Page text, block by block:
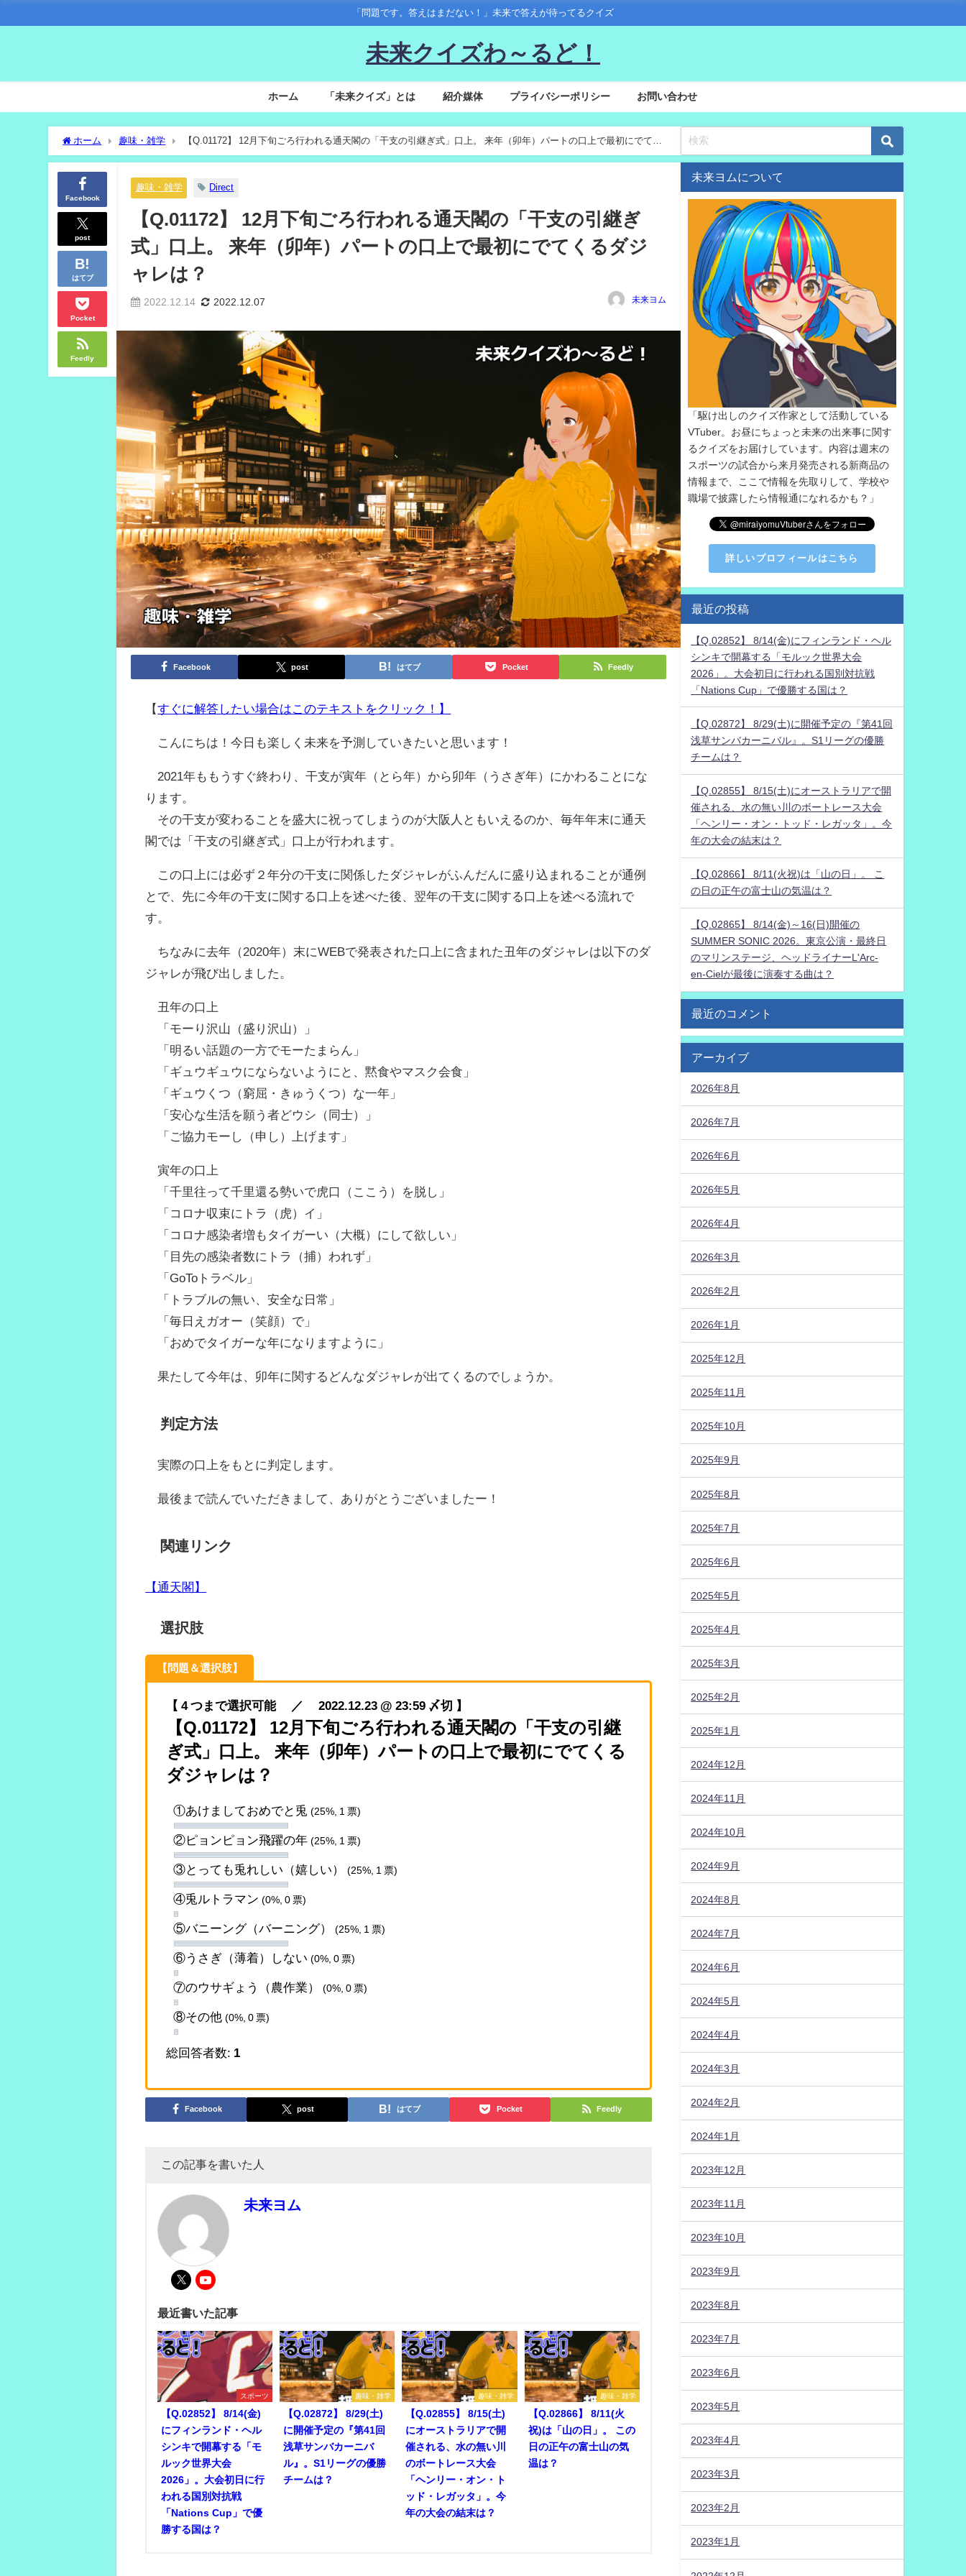
「問題です。答えはまだない！」未来で答えが待ってるクイズ
未来クイズわ～るど！
ホーム 「未来クイズ」とは 紹介媒体 プライバシーポリシー お問い合わせ
ホーム 趣味・雑学
【Q.01172】 12月下旬ごろ行われる通天閣の「干支の引継ぎ式」口上。 来年（卯年）パートの口上で最初にでてく
るダジャレは？
Facebook
post
はてブ
Pocket
Feedly
趣味・雑学 Direct
【Q.01172】 12月下旬ごろ行われる通天閣の「干支の引継ぎ
式」口上。 来年（卯年）パートの口上で最初にでてくるダジ
ャレは？
2022.12.14 2022.12.07 未来ヨム
Facebook post はてブ Pocket Feedly
【すぐに解答したい場合はこのテキストをクリック！】
こんにちは！今日も楽しく未来を予測していきたいと思います！
2021年ももうすぐ終わり、干支が寅年（とら年）から卯年（うさぎ年）にかわることにな
ります。
その干支が変わることを盛大に祝ってしまうのが大阪人ともいえるのか、毎年年末に通天
閣では「干支の引継ぎ式」口上が行われます。
この口上には必ず２年分の干支に関係したダジャレがふんだんに盛り込まれることが通例
とで、先に今年の干支に関する口上を述べた後、翌年の干支に関する口上を述べる流れで
す。
ちなみに去年（2020年）末にWEBで発表された口上に含まれた丑年のダジャレは以下のダ
ジャレが飛び出しました。
丑年の口上
「モーり沢山（盛り沢山）」
「明るい話題の一方でモーたまらん」
「ギュウギュウにならないようにと、黙食やマスク会食」
「ギュウくつ（窮屈・きゅうくつ）な一年」
「安心な生活を願う者どウシ（同士）」
「ご協力モーし（申し）上げます」
寅年の口上
「千里往って千里還る勢いで虎口（ここう）を脱し」
「コロナ収束にトラ（虎）イ」
「コロナ感染者増もタイガーい（大概）にして欲しい」
「目先の感染者数にトラ（捕）われず」
「GoToトラベル」
「トラブルの無い、安全な日常」
「毎日えガオー（笑顔）で」
「おめでタイガーな年になりますように」
果たして今年は、卯年に関するどんなダジャレが出てくるのでしょうか。
判定方法
実際の口上をもとに判定します。
最後まで読んでいただきまして、ありがとうございましたー！
関連リンク
【通天閣】
選択肢
【問題＆選択肢】
【 4 つまで選択可能 ／ 2022.12.23 @ 23:59 〆切 】
【Q.01172】 12月下旬ごろ行われる通天閣の「干支の引継
ぎ式」口上。 来年（卯年）パートの口上で最初にでてくる
ダジャレは？
①あけましておめでと兎 (25%, 1 票)
②ピョンピョン飛躍の年 (25%, 1 票)
③とっても兎れしい（嬉しい） (25%, 1 票)
④兎ルトラマン (0%, 0 票)
⑤バニーング（バーニング） (25%, 1 票)
⑥うさぎ（薄着）しない (0%, 0 票)
⑦のウサギょう（農作業） (0%, 0 票)
⑧その他 (0%, 0 票)
総回答者数: 1
Facebook post はてブ Pocket Feedly
この記事を書いた人
未来ヨム
最近書いた記事
スポーツ
【Q.02852】 8/14(金)
にフィンランド・ヘル
シンキで開幕する「モ
ルック世界大会
2026」。大会初日に行
われる国別対抗戦
「Nations Cup」で優
勝する国は？
趣味・雑学
【Q.02872】 8/29(土)
に開催予定の『第41回
浅草サンバカーニバ
ル』。S1リーグの優勝
チームは？
趣味・雑学
【Q.02855】 8/15(土)
にオーストラリアで開
催される、水の無い川
のボートレース大会
「ヘンリー・オン・ト
ッド・レガッタ」。今
年の大会の結末は？
趣味・雑学
【Q.02866】 8/11(火
祝)は「山の日」。 この
日の正午の富士山の気
温は？
未来ヨムについて
「駆け出しのクイズ作家として活動している
VTuber。お昼にちょっと未来の出来事に関す
るクイズをお届けしています。内容は週末の
スポーツの試合から来月発売される新商品の
情報まで、ここで情報を先取りして、学校や
職場で披露したら情報通になれるかも？」
詳しいプロフィールはこちら
最近の投稿
【Q.02852】 8/14(金)にフィンランド・ヘル
シンキで開幕する「モルック世界大会
2026」。大会初日に行われる国別対抗戦
「Nations Cup」で優勝する国は？
【Q.02872】 8/29(土)に開催予定の『第41回
浅草サンバカーニバル』。S1リーグの優勝
チームは？
【Q.02855】 8/15(土)にオーストラリアで開
催される、水の無い川のボートレース大会
「ヘンリー・オン・トッド・レガッタ」。今
年の大会の結末は？
【Q.02866】 8/11(火祝)は「山の日」。 こ
の日の正午の富士山の気温は？
【Q.02865】 8/14(金)～16(日)開催の
SUMMER SONIC 2026。東京公演・最終日
のマリンステージ、ヘッドライナーL'Arc-
en-Cielが最後に演奏する曲は？
最近のコメント
アーカイブ
2026年8月
2026年7月
2026年6月
2026年5月
2026年4月
2026年3月
2026年2月
2026年1月
2025年12月
2025年11月
2025年10月
2025年9月
2025年8月
2025年7月
2025年6月
2025年5月
2025年4月
2025年3月
2025年2月
2025年1月
2024年12月
2024年11月
2024年10月
2024年9月
2024年8月
2024年7月
2024年6月
2024年5月
2024年4月
2024年3月
2024年2月
2024年1月
2023年12月
2023年11月
2023年10月
2023年9月
2023年8月
2023年7月
2023年6月
2023年5月
2023年4月
2023年3月
2023年2月
2023年1月